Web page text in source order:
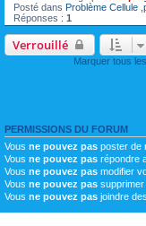
Posté dans Problème Cellule
Réponses : 1
Verrouillé
Marquer tous
PERMISSIONS DU FORUM
Vous ne pouvez pas poster de
Vous ne pouvez pas répondre
Vous ne pouvez pas modifier
Vous ne pouvez pas
Vous ne pouvez pas joindre